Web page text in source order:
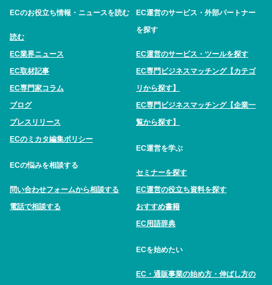
ECのお役立ち情報・ニュースを読む
読む
EC業界ニュース
EC取材記事
EC専門家コラム
ブログ
プレスリリース
ECのミカタ編集ポリシー
ECの悩みを相談する
問い合わせフォームから相談する
電話で相談する
EC運営のサービス・外部パートナー
を探す
EC運営のサービス・ツールを探す
EC専門ビジネスマッチング【カテゴ
リから探す】
EC専門ビジネスマッチング【企業一
覧から探す】
EC運営を学ぶ
セミナーを探す
EC運営の役立ち資料を探す
おすすめ書籍
EC用語辞典
ECを始めたい
EC・通販事業の始め方・伸ばし方の